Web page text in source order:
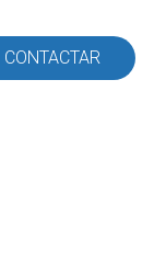
CONTACTAR